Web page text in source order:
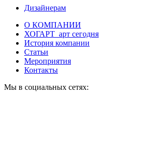
Дизайнерам
О КОМПАНИИ
ХОГАРТ_арт сегодня
История компании
Статьи
Мероприятия
Контакты
Мы в социальных сетях: